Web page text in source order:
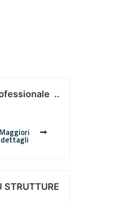
..
Maggiori
dettagli
STRUTTURE